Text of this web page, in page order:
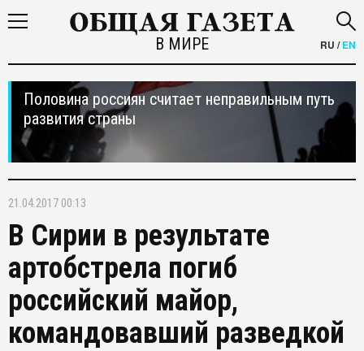
В МИРЕ RU /EN
Половина россиян считает неправильным путь
развития страны
21.04.2017 00:13
В Сирии в результате
артобстрела погиб
российский майор,
командовавший разведкой